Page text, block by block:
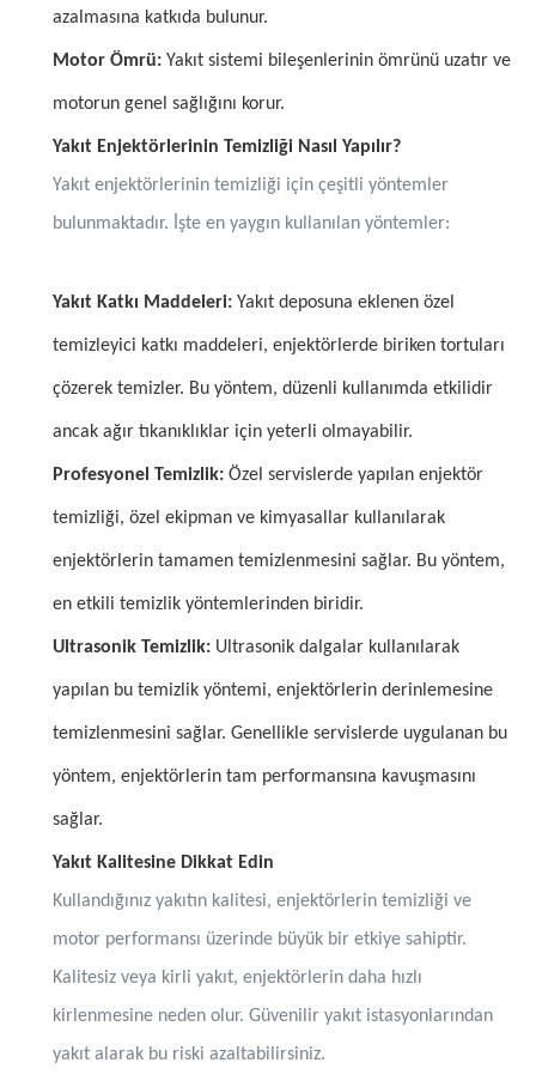
azalmasına katkıda bulunur.
Motor Ömrü: Yakıt sistemi bileşenlerinin ömrünü uzatır ve
motorun genel sağlığını korur.
Yakıt Enjektörlerinin Temizliği Nasıl Yapılır?
Yakıt enjektörlerinin temizliği için çeşitli yöntemler
bulunmaktadır. İşte en yaygın kullanılan yöntemler:
Yakıt Katkı Maddeleri: Yakıt deposuna eklenen özel
temizleyici katkı maddeleri, enjektörlerde biriken tortuları
çözerek temizler. Bu yöntem, düzenli kullanımda etkilidir
ancak ağır tıkanıklıklar için yeterli olmayabilir.
Profesyonel Temizlik: Özel servislerde yapılan enjektör
temizliği, özel ekipman ve kimyasallar kullanılarak
enjektörlerin tamamen temizlenmesini sağlar. Bu yöntem,
en etkili temizlik yöntemlerinden biridir.
Ultrasonik Temizlik: Ultrasonik dalgalar kullanılarak
yapılan bu temizlik yöntemi, enjektörlerin derinlemesine
temizlenmesini sağlar. Genellikle servislerde uygulanan bu
yöntem, enjektörlerin tam performansına kavuşmasını
sağlar.
Yakıt Kalitesine Dikkat Edin
Kullandığınız yakıtın kalitesi, enjektörlerin temizliği ve
motor performansı üzerinde büyük bir etkiye sahiptir.
Kalitesiz veya kirli yakıt, enjektörlerin daha hızlı
kirlenmesine neden olur. Güvenilir yakıt istasyonlarından
yakıt alarak bu riski azaltabilirsiniz.